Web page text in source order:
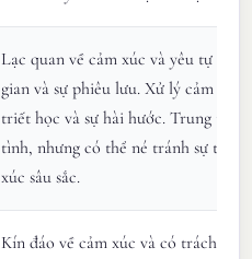
Lạc quan về cảm xúc và yêu tự do,
gian và sự phiêu lưu. Xử lý cảm xúc
triết học và sự hài hước. Trung thực
tình, nhưng có thể né tránh sự tổn
xúc sâu sắc.
Kín đáo về cảm xúc và có trách